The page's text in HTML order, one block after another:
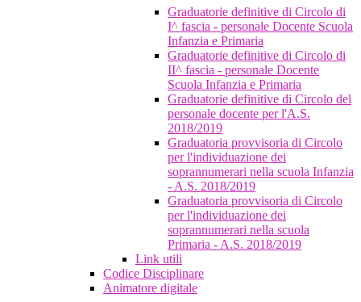
Graduatorie definitive di Circolo di
I^ fascia - personale Docente Scuola
Infanzia e Primaria
Graduatorie definitive di Circolo di
II^ fascia - personale Docente
Scuola Infanzia e Primaria
Graduatorie definitive di Circolo del
personale docente per l'A.S.
2018/2019
Graduatoria provvisoria di Circolo
per l'individuazione dei
soprannumerari nella scuola Infanzia
- A.S. 2018/2019
Graduatoria provvisoria di Circolo
per l'individuazione dei
soprannumerari nella scuola
Primaria - A.S. 2018/2019
Link utili
Codice Disciplinare
Animatore digitale